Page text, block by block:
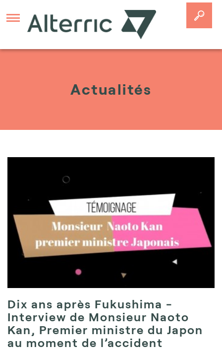
Actualités
Dix ans après Fukushima -
Interview de Monsieur Naoto
Kan, Premier ministre du Japon
au moment de l’accident